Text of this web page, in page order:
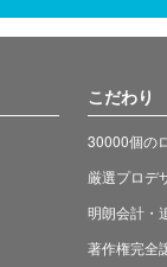
こだわり
30000個の
厳選プロデ
明朗会計・
著作権完全